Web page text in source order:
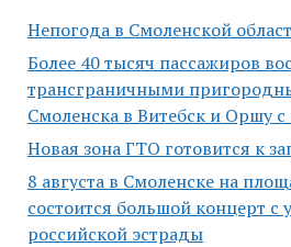
Непогода в Смоленской
Более 40 тысяч пассажиров
трансграничными
Смоленска в Витебск и Оршу
Новая зона ГТО готовится к
8 августа в Смоленске на
состоится большой концерт с
российской эстрады